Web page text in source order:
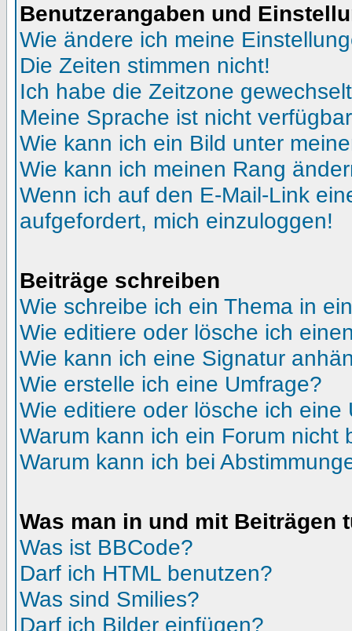
Benutzerangaben und
Wie ändere ich meine
Die Zeiten stimmen nicht!
Ich habe die Zeitzone
Meine Sprache ist nicht
Wie kann ich ein Bild unter
Wie kann ich meinen Rang
Wenn ich auf den E-Mail-Link
aufgefordert, mich einzuloggen!
Beiträge schreiben
Wie schreibe ich ein Thema in
Wie editiere oder lösche ich
Wie kann ich eine Signatur
Wie erstelle ich eine Umfrage?
Wie editiere oder lösche ich eine
Warum kann ich ein Forum nicht
Warum kann ich bei
Was man in und mit Beiträgen
Was ist BBCode?
Darf ich HTML benutzen?
Was sind Smilies?
Darf ich Bilder einfügen?